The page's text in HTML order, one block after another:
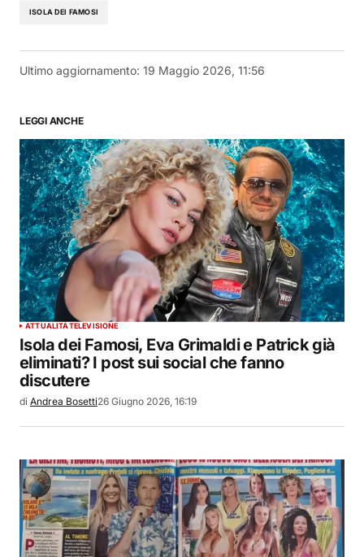
ISOLA DEI FAMOSI
Ultimo aggiornamento: 19 Maggio 2026, 11:56
LEGGI ANCHE
ATTUALITÀTELEVISIONE
Isola dei Famosi, Eva Grimaldi e Patrick già
eliminati? I post sui social che fanno
discutere
di Andrea Bosetti26 Giugno 2026, 16:19